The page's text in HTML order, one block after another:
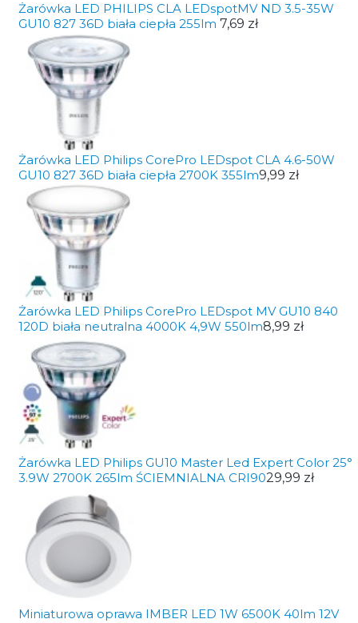
Żarówka LED PHILIPS CLA LEDspotMV ND 3.5-35W
GU10 827 36D biała ciepła 255lm 7,69 zł
Żarówka LED Philips CorePro LEDspot CLA 4.6-50W
GU10 827 36D biała ciepła 2700K 355lm9,99 zł
Żarówka LED Philips CorePro LEDspot MV GU10 840
120D biała neutralna 4000K 4,9W 550lm8,99 zł
Żarówka LED Philips GU10 Master Led Expert Color 25°
3.9W 2700K 265lm ŚCIEMNIALNA CRI9029,99 zł
Miniaturowa oprawa IMBER LED 1W 6500K 40lm 12V